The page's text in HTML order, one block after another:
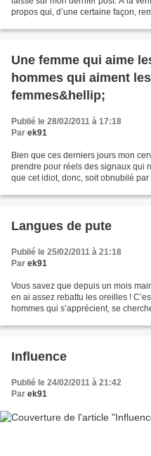
propos qui, d’une certaine façon,
Une femme qui aime
hommes qui aiment
femmes&hellip;
Publié le 28/02/2011 à 17:18
Par ek91
Bien que ces derniers jours mon
prendre pour réels des signaux qui
que cet idiot, donc, soit obnubilé
Langues de pute
Publié le 25/02/2011 à 21:18
Par ek91
Vous savez que depuis un mois
en ai assez rebattu les oreilles !
hommes qui s’apprécient, se
Influence
Publié le 24/02/2011 à 21:42
Par ek91